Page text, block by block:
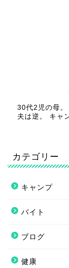
30代2児の母。
夫は逆。 キャ
カテゴリー
キャンプ
バイト
ブログ
健康